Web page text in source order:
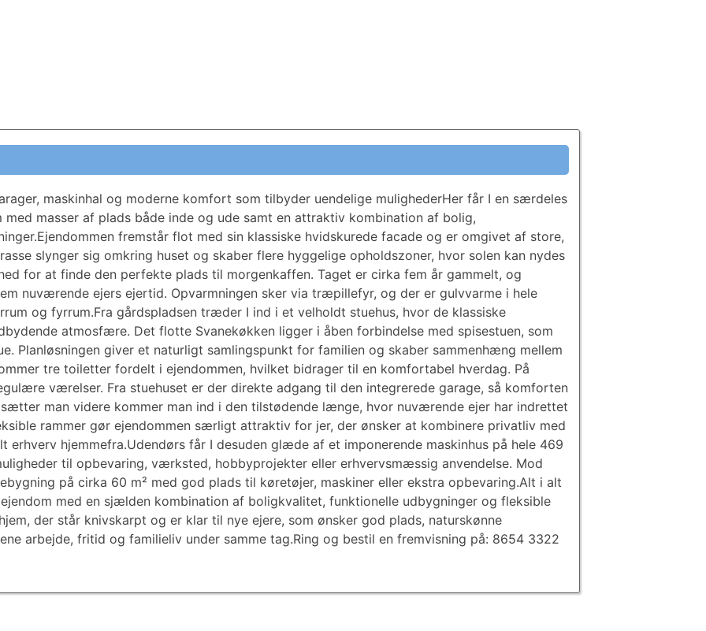
maskinhal og moderne komfort som tilbyder uendelige mulighederHer får I en særdeles
masser af plads både inde og ude samt en attraktiv kombination af bolig,
fremstår flot med sin klassiske hvidskurede facade og er omgivet af store,
slynger sig omkring huset og skaber flere hyggelige opholdszoner, hvor solen kan nydes
for at finde den perfekte plads til morgenkaffen. Taget er cirka fem år gammelt, og
nuværende ejers ejertid. Opvarmningen sker via træpillefyr, og der er gulvvarme i hele
og fyrrum.Fra gårdspladsen træder I ind i et velholdt stuehus, hvor de klassiske
atmosfære. Det flotte Svanekøkken ligger i åben forbindelse med spisestuen, som
Planløsningen giver et naturligt samlingspunkt for familien og skaber sammenhæng mellem
tre toiletter fordelt i ejendommen, hvilket bidrager til en komfortabel hverdag. På
værelser. Fra stuehuset er der direkte adgang til den integrerede garage, så komforten
man videre kommer man ind i den tilstødende længe, hvor nuværende ejer har indrettet
rammer gør ejendommen særligt attraktiv for jer, der ønsker at kombinere privatliv med
erhverv hjemmefra.Udendørs får I desuden glæde af et imponerende maskinhus på hele 469
til opbevaring, værksted, hobbyprojekter eller erhvervsmæssig anvendelse. Mod
på cirka 60 m² med god plads til køretøjer, maskiner eller ekstra opbevaring.Alt i alt
med en sjælden kombination af boligkvalitet, funktionelle udbygninger og fleksible
der står knivskarpt og er klar til nye ejere, som ønsker god plads, naturskønne
arbejde, fritid og familieliv under samme tag.Ring og bestil en fremvisning på: 8654 3322